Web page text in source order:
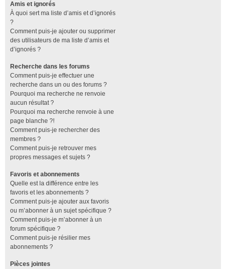
Amis et ignorés
À quoi sert ma liste d’amis et d’ignorés
?
Comment puis-je ajouter ou supprimer
des utilisateurs de ma liste d’amis et
d’ignorés ?
Recherche dans les forums
Comment puis-je effectuer une
recherche dans un ou des forums ?
Pourquoi ma recherche ne renvoie
aucun résultat ?
Pourquoi ma recherche renvoie à une
page blanche ?!
Comment puis-je rechercher des
membres ?
Comment puis-je retrouver mes
propres messages et sujets ?
Favoris et abonnements
Quelle est la différence entre les
favoris et les abonnements ?
Comment puis-je ajouter aux favoris
ou m’abonner à un sujet spécifique ?
Comment puis-je m’abonner à un
forum spécifique ?
Comment puis-je résilier mes
abonnements ?
Pièces jointes